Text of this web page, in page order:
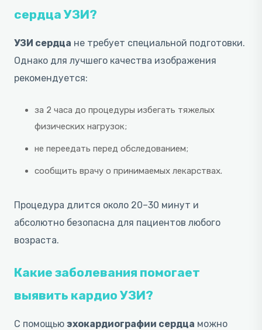
сердца УЗИ?
УЗИ сердца не требует специальной подготовки.
Однако для лучшего качества изображения
рекомендуется:
за 2 часа до процедуры избегать тяжелых
физических нагрузок;
не переедать перед обследованием;
сообщить врачу о принимаемых лекарствах.
Процедура длится около 20–30 минут и
абсолютно безопасна для пациентов любого
возраста.
Какие заболевания помогает
выявить кардио УЗИ?
С помощью эхокардиографии сердца можно